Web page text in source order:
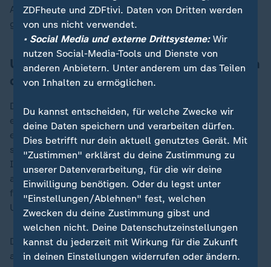
Auch offizielle Zahlen zu Vermissten oder Verletzten
gab es zunächst nicht.
Unfalluntersuchung in Indien: Bericht in
drei Monaten erwartet
Das Ministerium für Zivilluftfahrt kündigte die Bildung
eines Komitees an, das spätestens in drei Monaten
einen Bericht zu den Unfalluntersuchungen vorlegen
soll. Der Ausschuss unter Leitung des
Innenministeriums werde damit beauftragt, unter
anderem "die Grundursache des Absturzes"
festzustellen und Empfehlungen zu geben, wie solche
Unfälle besser verhindert werden können.
Dem Komitee sollen Vertreter verschiedener Behörden
angehören, die ihre Arbeit unabhängig von bereits
ZDFheute und ZDFtivi. Daten von Dritten werden
von uns nicht verwendet.
• Social Media und externe Drittsysteme:Wir
nutzen Social-Media-Tools und Dienste von
anderen Anbietern. Unter anderem um das Teilen
von Inhalten zu ermöglichen.
Du kannst entscheiden, für welche Zwecke wir
deine Daten speichern und verarbeiten dürfen.
Dies betrifft nur dein aktuell genutztes Gerät. Mit
"Zustimmen" erklärst du deine Zustimmung zu
unserer Datenverarbeitung, für die wir deine
Einwilligung benötigen. Oder du legst unter
"Einstellungen/Ablehnen" fest, welchen
Zwecken du deine Zustimmung gibst und
welchen nicht. Deine Datenschutzeinstellungen
kannst du jederzeit mit Wirkung für die Zukunft
in deinen Einstellungen widerrufen oder ändern.